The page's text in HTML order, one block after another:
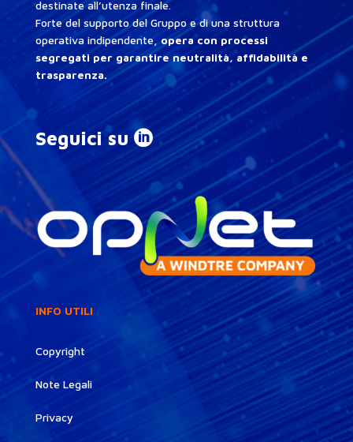
destinate all’utenza finale.
Forte del supporto del Gruppo e di una struttura
operativa indipendente,opera con processi
segregati per garantire neutralità, affidabilità e
trasparenza.
Seguici su
INFO UTILI
Copyright
Note Legali
Privacy